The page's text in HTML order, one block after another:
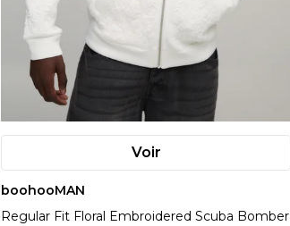
Voir
boohooMAN
Regular Fit Floral Embroidered Scuba Bomber